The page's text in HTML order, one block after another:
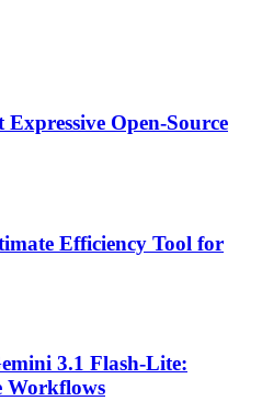
Open-Source
Efficiency Tool for
3.1 Flash-Lite:
Workflows